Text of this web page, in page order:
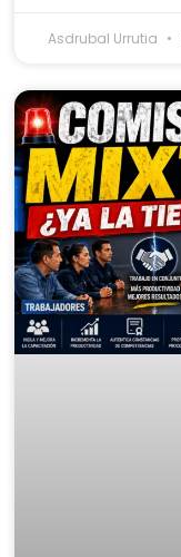
Asdrubal Urrutia